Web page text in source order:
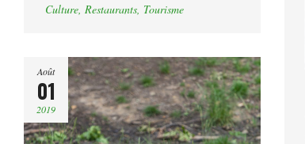
Culture, Restaurants, Tourisme
Août
01
2019